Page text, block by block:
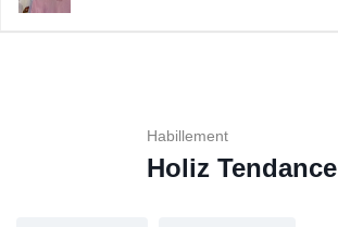
Habillement
Holiz Tendance